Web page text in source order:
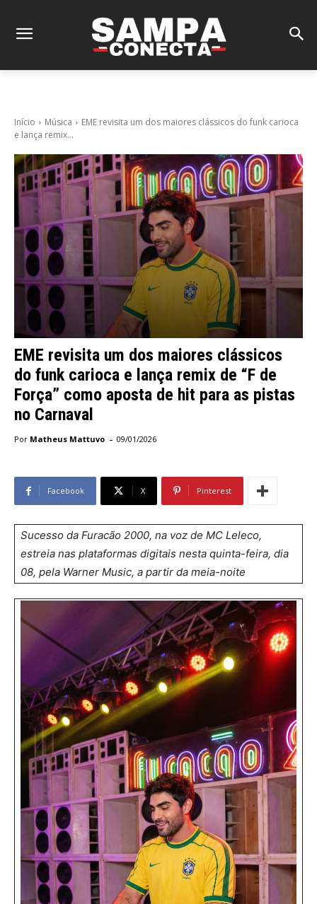
Início Música
EME revisita um dos maiores clássicos do funk carioca
e lança remix...
EME revisita um dos maiores clássicos
do funk carioca e lança remix de “F de
Força” como aposta de hit para as pistas
no Carnaval
Por Matheus Mattuvo - 09/01/2026
Facebook X Pinterest
Sucesso da Furacão 2000, na voz de MC Leleco,
estreia nas plataformas digitais nesta quinta-feira, dia
08, pela Warner Music, a partir da meia-noite